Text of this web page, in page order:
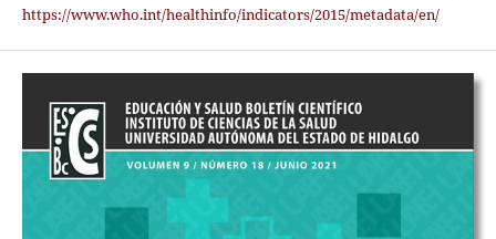
https://www.who.int/healthinfo/indicators/2015/metadata/en/